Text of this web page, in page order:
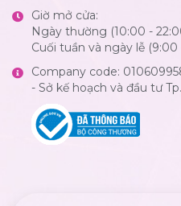
Giờ mở cửa:
Ngày thường (10:00 -
Cuối tuần và ngày lễ (9:00
Company code:
- Sở kế hoạch và đầu tư